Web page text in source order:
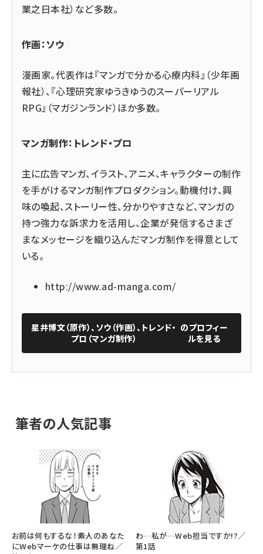
業之日本社）など多数。
作画：ソウ
漫画家。代表作は『マンガで分かる心療内科』（少年画
報社）、『心理研究家ゆうきゆうのスーパーリアル
RPG』（マガジンランド）ほか多数。
マンガ制作：トレンド・プロ
主に広告マンガ、イラスト、アニメ、キャラクターの制作
を手がけるマンガ制作プロダクション。動機付け、興
味の喚起、ストーリー性、分かりやすさなど、マンガの
持つ強力な訴求力を活用し、企業が発信するさまざ
まなメッセージを織り込んだマンガ制作を得意として
いる。
http://www.ad-manga.com/
星井博文（原作）、ソウ（作画）、トレンド・
プロ（マンガ制作）
のプロフィー
ルを見る
筆者の人気記事
お前は何もするな！――素人のあなた
にWebマーケの仕事は無理ね／
わ…私が…Web担当ですか!?／
第1話